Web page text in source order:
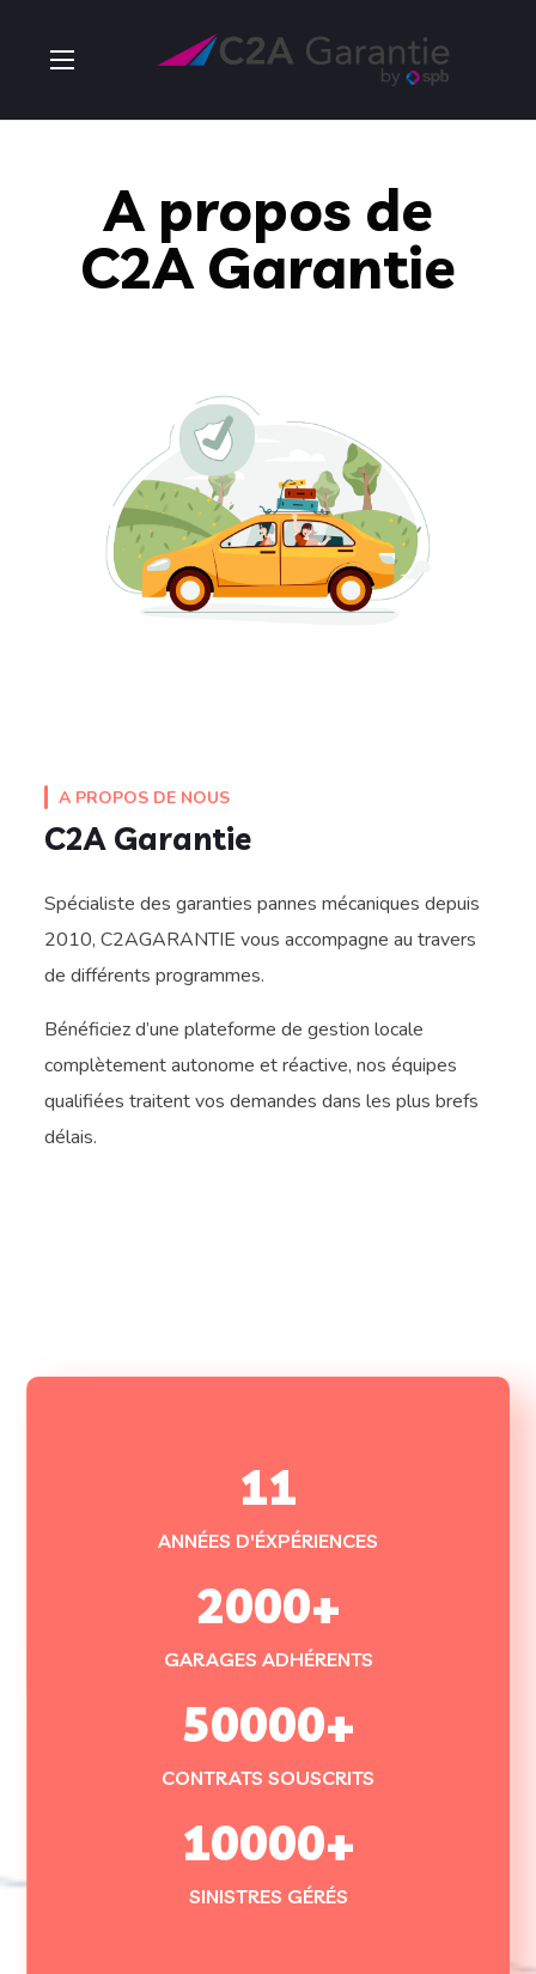
A propos de
C2A Garantie
A PROPOS DE NOUS
C2A Garantie
Spécialiste des garanties pannes mécaniques depuis
2010, C2AGARANTIE vous accompagne au travers
de différents programmes.
Bénéficiez d’une plateforme de gestion locale
complètement autonome et réactive, nos équipes
qualifiées traitent vos demandes dans les plus brefs
délais.
11
ANNÉES D'ÉXPÉRIENCES
2000+
GARAGES ADHÉRENTS
50000+
CONTRATS SOUSCRITS
10000+
SINISTRES GÉRÉS